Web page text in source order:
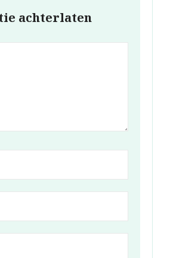
achterlaten